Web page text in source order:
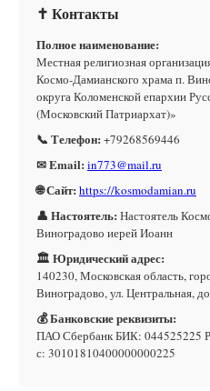
✝ Контакты
Полное наименование:
Местная религиозная
Космо-Дамианского храма п.
округа Коломенской епархии
(Московский Патриархат)»
📞 Телефон: +79268569446
✉ Email: in773@mail.ru
🌐 Сайт: https://kosmodamian.ru
👤 Настоятель: Настоятель
Виноградово иерей Иоанн
🏛 Юридический адрес:
140230, Московская область,
Виноградово, ул. Центральная,
💰 Банковские реквизиты:
ПАО Сбербанк БИК: 044525225
с: 30101810400000000225